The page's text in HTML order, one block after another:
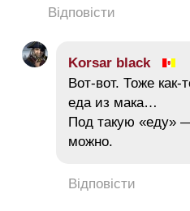
Відповісти
Korsar black
Вот-вот. Тоже
еда из мака…
Под такую «еду»
можно.
Відповісти